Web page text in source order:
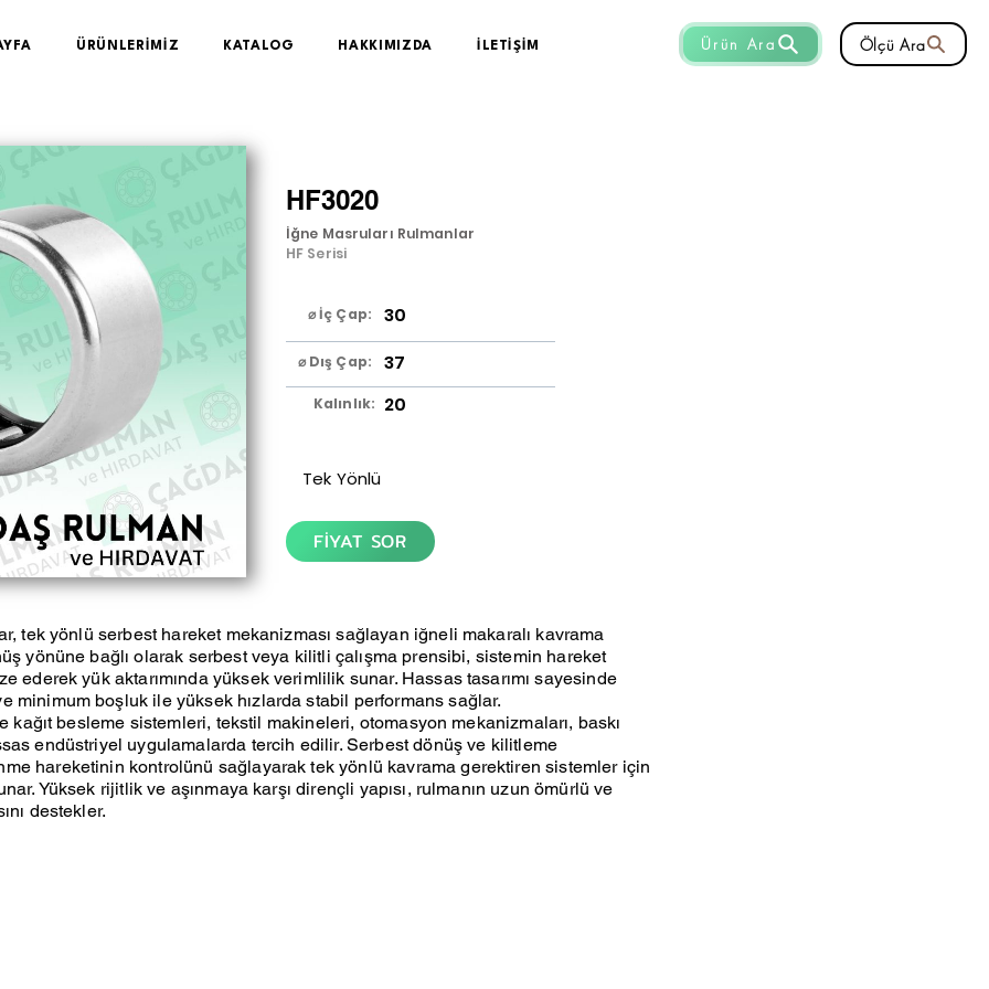
Ölçü Ara
Ürün Ara
ÜRÜNLERİMİZ KATALOG HAKKIMIZDA İLETİŞİM
HF3020
İğne Masruları Rulmanlar
HF Serisi
⌀ İç Çap: 30
⌀ Dış Çap: 37
Kalınlık: 20
Tek Yönlü
FİYAT SOR
tek yönlü serbest hareket mekanizması sağlayan iğneli makaralı kavrama
yönüne bağlı olarak serbest veya kilitli çalışma prensibi, sistemin hareket
ederek yük aktarımında yüksek verimlilik sunar. Hassas tasarımı sayesinde
minimum boşluk ile yüksek hızlarda stabil performans sağlar.
kağıt besleme sistemleri, tekstil makineleri, otomasyon mekanizmaları, baskı
endüstriyel uygulamalarda tercih edilir. Serbest dönüş ve kilitleme
hareketinin kontrolünü sağlayarak tek yönlü kavrama gerektiren sistemler için
Yüksek rijitlik ve aşınmaya karşı dirençli yapısı, rulmanın uzun ömürlü ve
destekler.